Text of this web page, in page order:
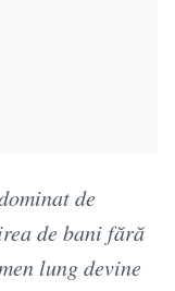
de
de bani fără
lung devine